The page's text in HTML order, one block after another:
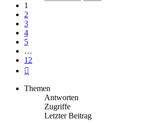
1
2
3
4
5
…
12
Themen
Antworten
Zugriffe
Letzter Beitrag